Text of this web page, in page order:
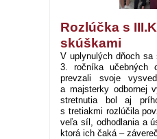
Rozlúčka s
skúškami
V uplynulých dňoch
3. ročníka učebných
prevzali svoje
a majsterky odbornej
stretnutia bol aj
s tretiakmi rozlúčila
veľa síl, odhodlania a
ktorá ich čaká –